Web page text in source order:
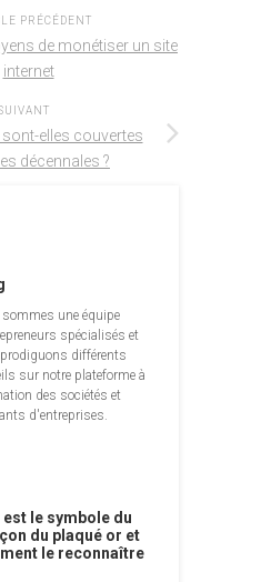
PRÉCÉDENT
de monétiser un site
internet
elles couvertes
décennales ?
sommes une équipe
spécialisés et
différents
sur notre plateforme à
des sociétés et
d'entreprises.
est le symbole du
du plaqué or et
le reconnaître